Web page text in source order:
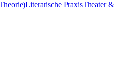
Literarische PraxisTheater